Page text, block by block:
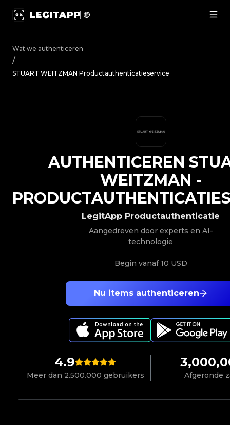
Wat we authenticeren
/
STUART WEITZMAN Productauthenticatieservice
4.9
Meer dan 2.500.000 gebruikers Afgeronde
Nu items authenticeren
LegitApp Productauthenticatie
Aangedreven door experts en AI-
technologie
Begin vanaf10 USD
AUTHENTICEREN
WEITZMAN -